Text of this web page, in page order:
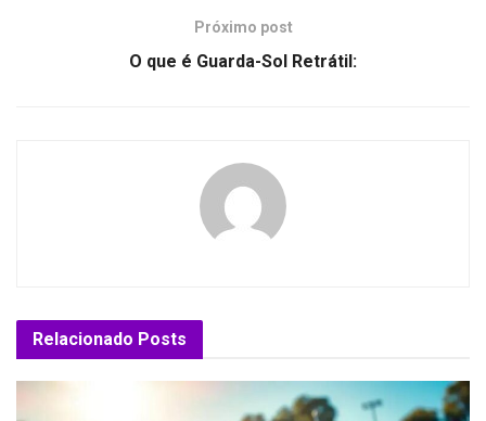
Próximo post
O que é Guarda-Sol Retrátil:
Relacionado Posts